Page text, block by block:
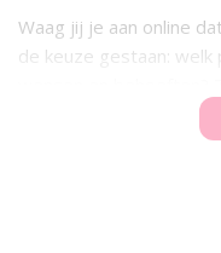
Waag jij je aan online
de keuze gestaan:
waarmee eindeloos
populaire app Tinder,